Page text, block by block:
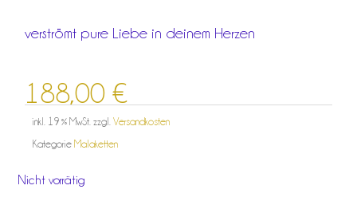
verströmt pure Liebe in deinem Herzen
188,00€
inkl. 19 % MwSt. zzgl.Versandkosten
KategorieMalaketten
Nicht vorrätig